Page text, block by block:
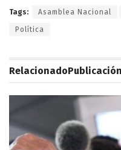
Tags: Asamblea Nacional
Política
RelacionadoPublicación